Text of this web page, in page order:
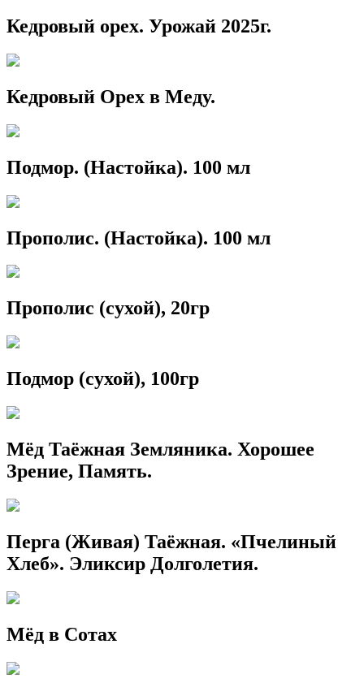
Кедровый орех. Урожай 2025г.
Кедровый Орех в Меду.
Подмор. (Настойка). 100 мл
Прополис. (Настойка). 100 мл
Прополис (сухой), 20гр
Подмор (сухой), 100гр
Мёд Таёжная Земляника. Хорошее
Зрение, Память.
Перга (Живая) Таёжная. «Пчелиный
Хлеб». Эликсир Долголетия.
Мёд в Сотах